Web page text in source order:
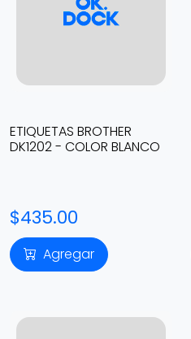
ETIQUETAS BROTHER
DK1202 - COLOR BLANCO
$435.00
Agregar